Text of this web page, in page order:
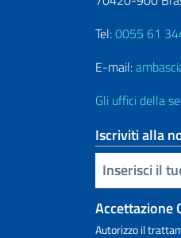
Tel:0055 61
E-mail:
Gli uffici della
Iscriviti alla
Inserisci la tua email
Accettazione
Autorizzo il